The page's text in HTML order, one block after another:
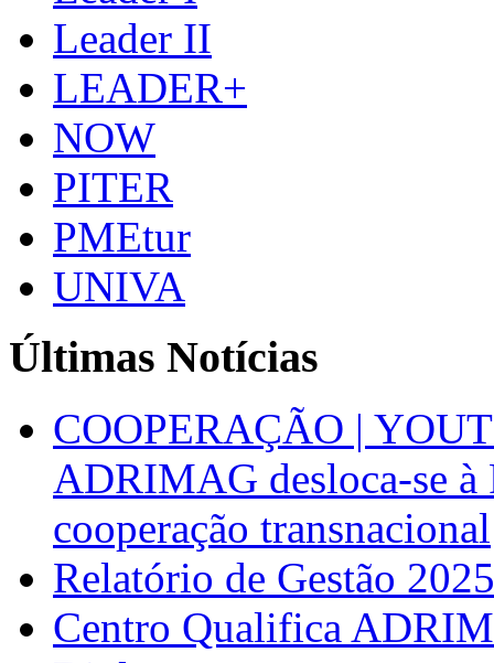
Leader II
LEADER+
NOW
PITER
PMEtur
UNIVA
Últimas Notícias
COOPERAÇÃO |
ADRIMAG desloca-se
cooperação transnacional
Relatório de Gestão 2025
Centro Qualifica